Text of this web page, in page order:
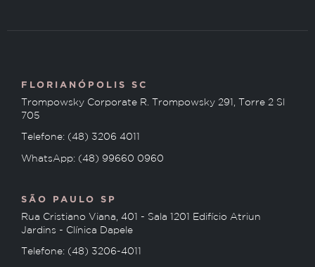
FLORIANÓPOLIS SC
Trompowsky Corporate R. Trompowsky 291, Torre 2 Sl
705
Telefone: (48) 3206 4011
WhatsApp: (48) 99660 0960
SÃO PAULO SP
Rua Cristiano Viana, 401 - Sala 1201 Edifício Atriun
Jardins - Clínica Dapele
Telefone: (48) 3206-4011